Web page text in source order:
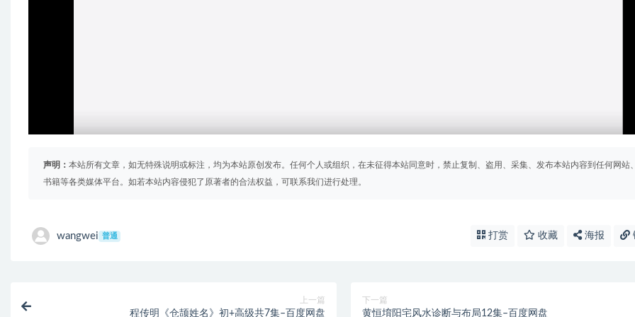
声明： 本站所有文章，如无特殊说明或标注，均为本站原创发布。任何个人或组织，在未征得本站同意时，禁止复制、盗用、采集、发布本站内容到任何网站
书籍等各类媒体平台。如若本站内容侵犯了原著者的合法权益，可联系我们进行处理。
wangwei 普通 打赏 收藏 海报
上一篇
程传明《仓颉姓名》初+高级共7集–百度网盘
下一篇
黄恒堉阳宅风水诊断与布局12集–百度网盘